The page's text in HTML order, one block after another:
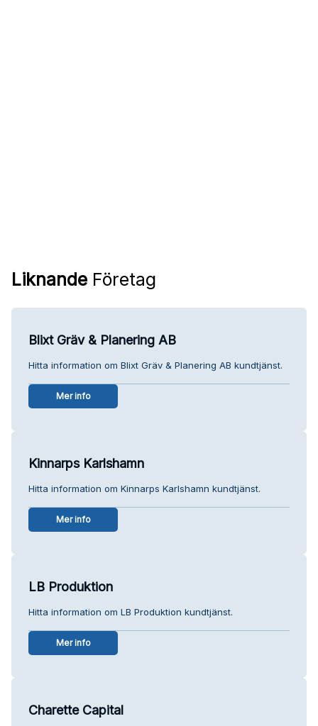
Liknande Företag
Blixt Gräv & Planering AB
Hitta information om Blixt Gräv & Planering AB kundtjänst.
Mer info
Kinnarps Karlshamn
Hitta information om Kinnarps Karlshamn kundtjänst.
Mer info
LB Produktion
Hitta information om LB Produktion kundtjänst.
Mer info
Charette Capital